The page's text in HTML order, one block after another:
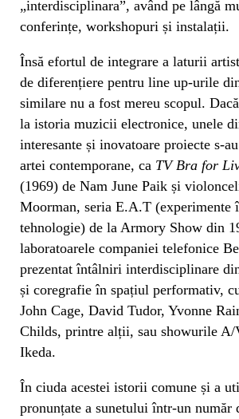
„interdisciplinara”, având pe lângă
conferințe, workshopuri și instalații.
Însă efortul de integrare a laturii
de diferențiere pentru line up-urile
similare nu a fost mereu scopul.
la istoria muzicii electronice, unele
interesante și inovatoare proiecte s-
artei contemporane, ca TV Bra for
(1969) de Nam June Paik și
Moorman, seria E.A.T (experimente
tehnologie) de la Armory Show din
laboratoarele companiei telefonice
prezentat întâlniri interdisciplinare
și coregrafie în spațiul performativ,
John Cage, David Tudor, Yvonne
Childs, printre alții, sau showurile
Ikeda.
În ciuda acestei istorii comune și a
pronunțate a sunetului într-un număr